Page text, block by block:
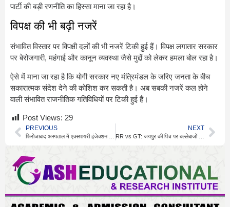
पार्टी की बड़ी रणनीति का हिस्सा माना जा रहा है।
विपक्ष की भी बढ़ी नजरें
संभावित विस्तार पर विपक्षी दलों की भी नजरें टिकी हुई हैं। विपक्ष लगातार सरकार
पर बेरोजगारी, महंगाई और कानून व्यवस्था जैसे मुद्दों को लेकर हमला बोल रहा है।
ऐसे में माना जा रहा है कि योगी सरकार नए मंत्रिमंडल के जरिए जनता के बीच
सकारात्मक संदेश देने की कोशिश कर सकती है। अब सबकी नजरें कल होने
वाली संभावित राजनीतिक गतिविधियों पर टिकी हुई हैं।
Post Views: 29
PREVIOUS NEXT